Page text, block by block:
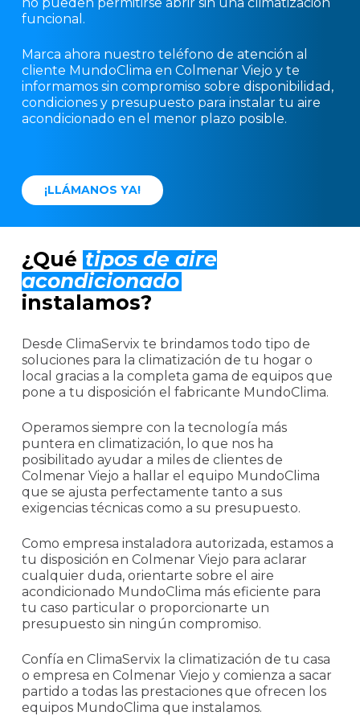
funcional.
Marca ahora nuestro teléfono de atención al
cliente MundoClima en Colmenar Viejo y te
informamos sin compromiso sobre disponibilidad,
condiciones y presupuesto para instalar tu aire
acondicionado en el menor plazo posible.
¡LLÁMANOS YA!
¿Qué tipos de aire
acondicionado
instalamos?
Desde ClimaServix te brindamos todo tipo de
soluciones para la climatización de tu hogar o
local gracias a la completa gama de equipos que
pone a tu disposición el fabricante MundoClima.
Operamos siempre con la tecnología más
puntera en climatización, lo que nos ha
posibilitado ayudar a miles de clientes de
Colmenar Viejo a hallar el equipo MundoClima
que se ajusta perfectamente tanto a sus
exigencias técnicas como a su presupuesto.
Como empresa instaladora autorizada, estamos a
tu disposición en Colmenar Viejo para aclarar
cualquier duda, orientarte sobre el aire
acondicionado MundoClima más eficiente para
tu caso particular o proporcionarte un
presupuesto sin ningún compromiso.
Confía en ClimaServix la climatización de tu casa
o empresa en Colmenar Viejo y comienza a sacar
partido a todas las prestaciones que ofrecen los
equipos MundoClima que instalamos.